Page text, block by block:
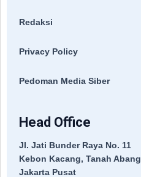
Redaksi
Privacy Policy
Pedoman Media Siber
Head Office
Jl. Jati Bunder Raya No. 11
Kebon Kacang, Tanah Abang
Jakarta Pusat